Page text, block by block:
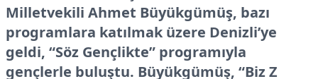
Milletvekili Ahmet Büyükgümüş, bazı
programlara katılmak üzere Denizli’ye
geldi, “Söz Gençlikte” programıyla
gençlerle buluştu. Büyükgümüş, “Biz Z